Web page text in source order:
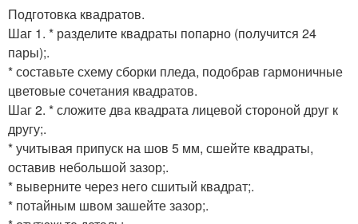
Подготовка квадратов.
Шаг 1. * разделите квадраты попарно (получится 24
пары);.
* составьте схему сборки пледа, подобрав гармоничные
цветовые сочетания квадратов.
Шаг 2. * сложите два квадрата лицевой стороной друг к
другу;.
* учитывая припуск на шов 5 мм, сшейте квадраты,
оставив небольшой зазор;.
* выверните через него сшитый квадрат;.
* потайным швом зашейте зазор;.